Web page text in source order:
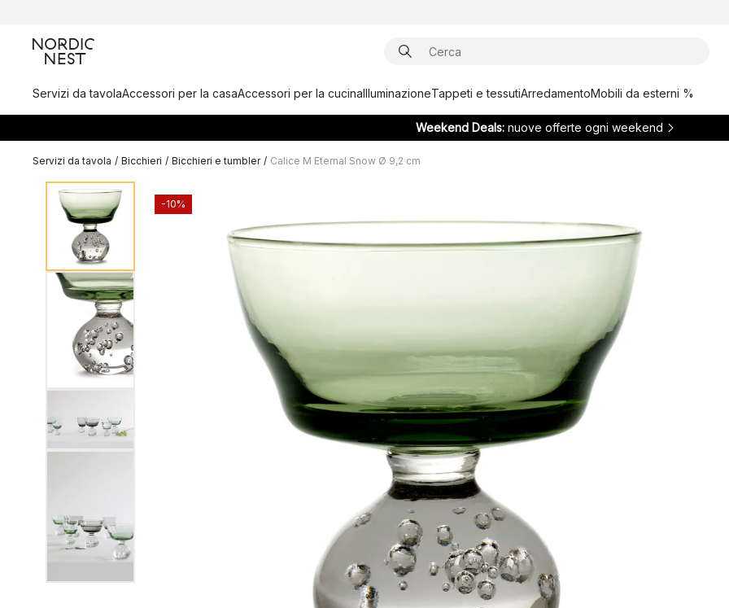
Servizi da tavolaAccessori per la casaAccessori per la cucinaIlluminazioneTappeti e tessutiArredamentoMobili da esterni %
Weekend Deals: nuove offerte ogni weekend
Servizi da tavola / Bicchieri / Bicchieri e tumbler / Calice M Eternal Snow Ø 9,2 cm
-10%